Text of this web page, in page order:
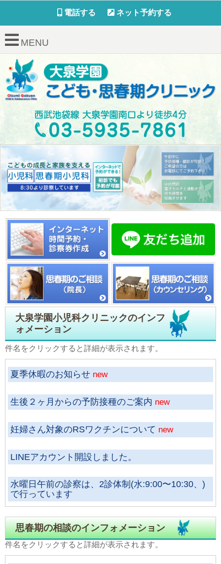
MENU
大泉学園小児科クリニックのインフ
ォメーション
件名をクリックすると詳細が表示されます。
夏季休暇のお知らせ new
生後２ヶ月からの予防接種のご案内 new
妊婦さん対象のRSワクチンについて new
LINEアカウント開設しました。
水曜日午前の診察は、2診体制(水:9:00〜10:30、)
で行っています
当院の診療体制について
予防接種を受ける方、電話で予防接種・健診を予
約する方へのお願い
思春期の相談のインフォメーション
件名をクリックすると詳細が表示されます。
電話する ネット予約する